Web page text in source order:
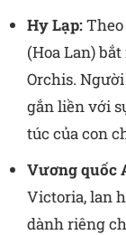
Hy Lạp:Theo
(Hoa Lan)
Orchis.
gắn liền với
túc của con
Vương quốc
Victoria, lan
dành riêng